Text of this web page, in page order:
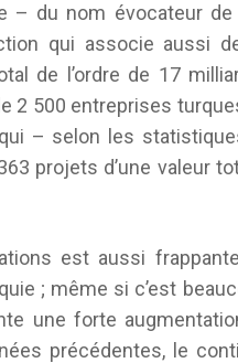
– du nom évocateur
qui associe aussi
de l’ordre de 17
2 500 entreprises
– selon les
projets d’une valeur
est aussi
; même si c’est
une forte
précédentes, le